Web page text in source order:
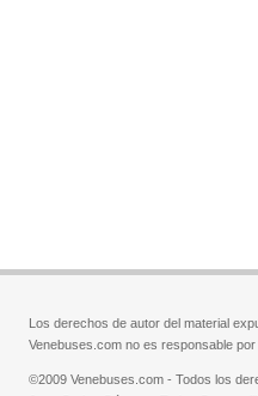
Los derechos de autor del material
Venebuses.com no es responsable
©2009 Venebuses.com - Todos los